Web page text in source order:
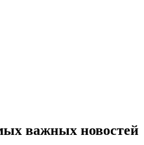
важных новостей